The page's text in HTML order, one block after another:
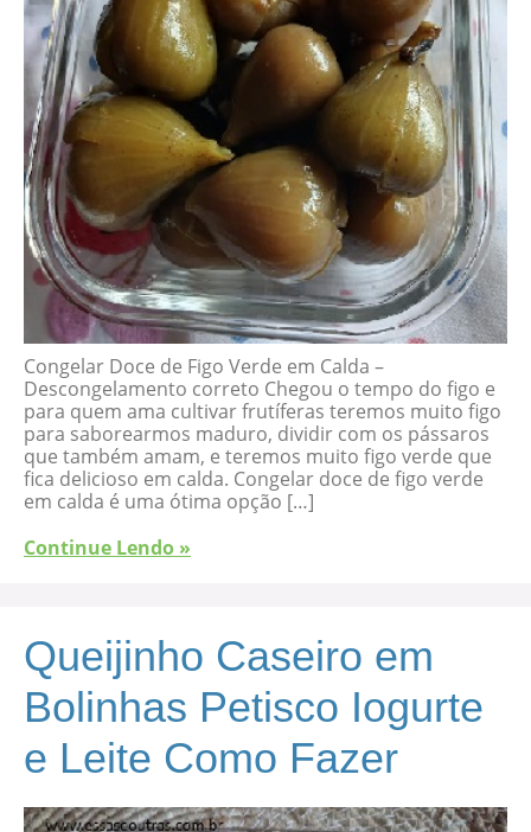
Congelar Doce de Figo Verde em Calda –
Descongelamento correto Chegou o tempo do figo e
para quem ama cultivar frutíferas teremos muito figo
para saborearmos maduro, dividir com os pássaros
que também amam, e teremos muito figo verde que
fica delicioso em calda. Congelar doce de figo verde
em calda é uma ótima opção […]
Continue Lendo »
Queijinho Caseiro em
Bolinhas Petisco Iogurte
e Leite Como Fazer